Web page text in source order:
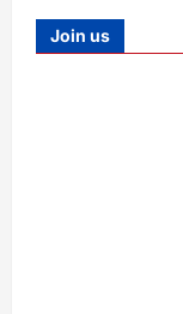
Join us